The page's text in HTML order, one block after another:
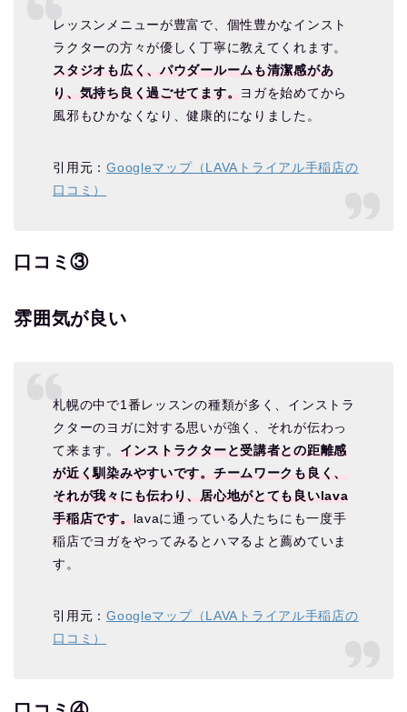
レッスンメニューが豊富で、個性豊かなインスト
ラクターの方々が優しく丁寧に教えてくれます。
スタジオも広く、パウダールームも清潔感があ
り、気持ち良く過ごせてます。
ヨガを始めてから
風邪もひかなくなり、健康的になりました。
引用元：Googleマップ（LAVAトライアル手稲店の
口コミ）
口コミ③
雰囲気が良い
札幌の中で1番レッスンの種類が多く、インストラ
クターのヨガに対する思いが強く、それが伝わっ
て来ます。 インストラクターと受講者との距離感
が近く馴染みやすいです。チームワークも良く、
それが我々にも伝わり、居心地がとても良いlava
手稲店です。 lavaに通っている人たちにも一度手
稲店でヨガをやってみるとハマるよと薦めていま
す。
引用元：Googleマップ（LAVAトライアル手稲店の
口コミ）